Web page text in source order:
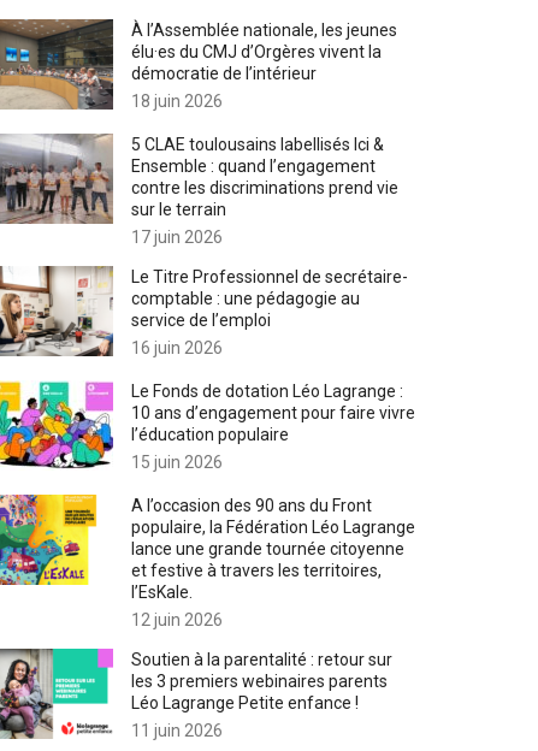
À l’Assemblée nationale, les jeunes
élu·es du CMJ d’Orgères vivent la
démocratie de l’intérieur
18 juin 2026
5 CLAE toulousains labellisés Ici &
Ensemble : quand l’engagement
contre les discriminations prend vie
sur le terrain
17 juin 2026
Le Titre Professionnel de secrétaire-
comptable : une pédagogie au
service de l’emploi
16 juin 2026
Le Fonds de dotation Léo Lagrange :
10 ans d’engagement pour faire vivre
l’éducation populaire
15 juin 2026
A l’occasion des 90 ans du Front
populaire, la Fédération Léo Lagrange
lance une grande tournée citoyenne
et festive à travers les territoires,
l’EsKale.
12 juin 2026
Soutien à la parentalité : retour sur
les 3 premiers webinaires parents
Léo Lagrange Petite enfance !
11 juin 2026